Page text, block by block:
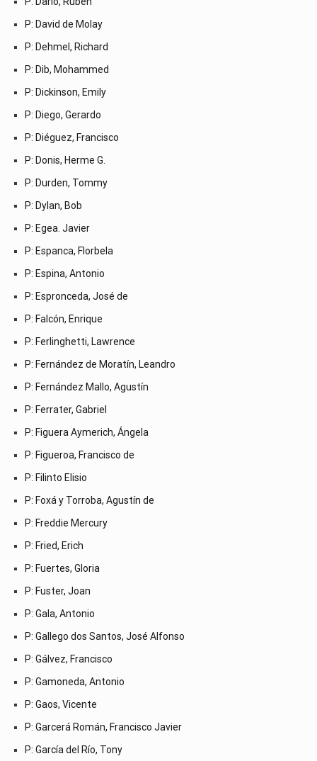
P: David de Molay
P: Dehmel, Richard
P: Dib, Mohammed
P: Dickinson, Emily
P: Diego, Gerardo
P: Diéguez, Francisco
P: Donis, Herme G.
P: Durden, Tommy
P: Dylan, Bob
P: Egea. Javier
P: Espanca, Florbela
P: Espina, Antonio
P: Espronceda, José de
P: Falcón, Enrique
P: Ferlinghetti, Lawrence
P: Fernández de Moratín, Leandro
P: Fernández Mallo, Agustín
P: Ferrater, Gabriel
P: Figuera Aymerich, Ángela
P: Figueroa, Francisco de
P: Filinto Elisio
P: Foxá y Torroba, Agustín de
P: Freddie Mercury
P: Fried, Erich
P: Fuertes, Gloria
P: Fuster, Joan
P: Gala, Antonio
P: Gallego dos Santos, José Alfonso
P: Gálvez, Francisco
P: Gamoneda, Antonio
P: Gaos, Vicente
P: Garcerá Román, Francisco Javier
P: García del Río, Tony